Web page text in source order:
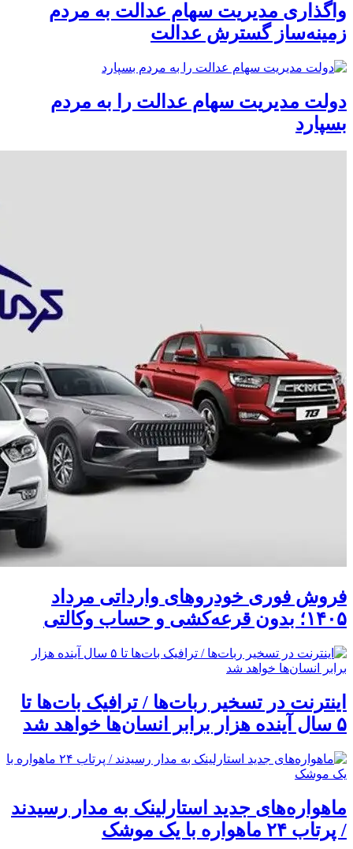
واگذاری مدیریت سهام عدالت به مردم
زمینه‌ساز گسترش عدالت
دولت مدیریت سهام عدالت را به مردم
بسپارد
فروش فوری خودروهای وارداتی مرداد
۱۴۰۵؛ بدون قرعه‌کشی و حساب وکالتی
اینترنت در تسخیر ربات‌ها / ترافیک بات‌ها تا
۵ سال آینده هزار برابر انسان‌ها خواهد شد
ماهواره‌های جدید استارلینک به مدار رسیدند
/ پرتاب ۲۴ ماهواره با یک موشک